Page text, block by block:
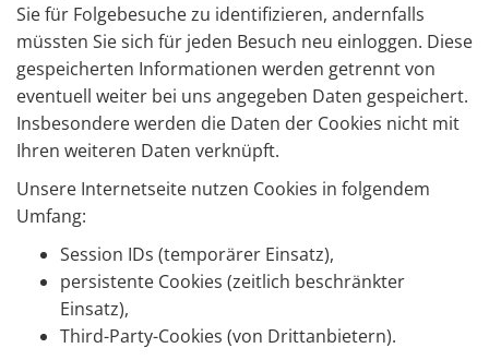
Sie für Folgebesuche zu identifizieren, andernfalls
müssten Sie sich für jeden Besuch neu einloggen. Diese
gespeicherten Informationen werden getrennt von
eventuell weiter bei uns angegeben Daten gespeichert.
Insbesondere werden die Daten der Cookies nicht mit
Ihren weiteren Daten verknüpft.
Unsere Internetseite nutzen Cookies in folgendem
Umfang:
Session IDs (temporärer Einsatz),
persistente Cookies (zeitlich beschränkter
Einsatz),
Third-Party-Cookies (von Drittanbietern).